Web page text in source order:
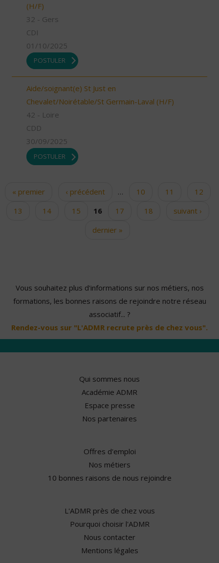
(H/F)
32 - Gers
CDI
01/10/2025
POSTULER
Aide/soignant(e) St Just en
Chevalet/Noirétable/St Germain-Laval (H/F)
42 - Loire
CDD
30/09/2025
POSTULER
Pages
« premier ‹ précédent … 10 11
12
13
14 15 16 17 18
suivant ›
dernier »
Vous souhaitez plus d'informations sur nos métiers, nos
formations, les bonnes raisons de rejoindre notre réseau
associatif... ?
Rendez-vous sur "L'ADMR recrute près de chez vous".
Qui sommes nous
Académie ADMR
Espace presse
Nos partenaires
Offres d'emploi
Nos métiers
10 bonnes raisons de nous rejoindre
L'ADMR près de chez vous
Pourquoi choisir l'ADMR
Nous contacter
Mentions légales